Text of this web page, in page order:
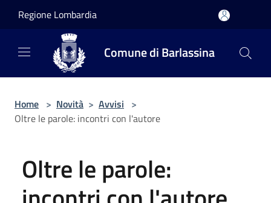
Regione Lombardia
Comune di Barlassina
Home > Novità > Avvisi >
Oltre le parole: incontri con l'autore
Oltre le parole: